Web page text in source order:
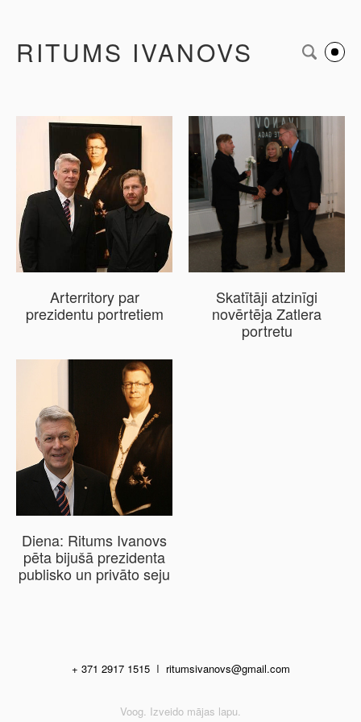
RITUMS IVANOVS
Arterritory par
prezidentu portretiem
Skatītāji atzinīgi
novērtēja Zatlera
portretu
Diena: Ritums Ivanovs
pēta bijušā prezidenta
publisko un privāto seju
+ 371 2917 1515I ritumsivanovs@gmail.com
Voog. Izveido mājas lapu.